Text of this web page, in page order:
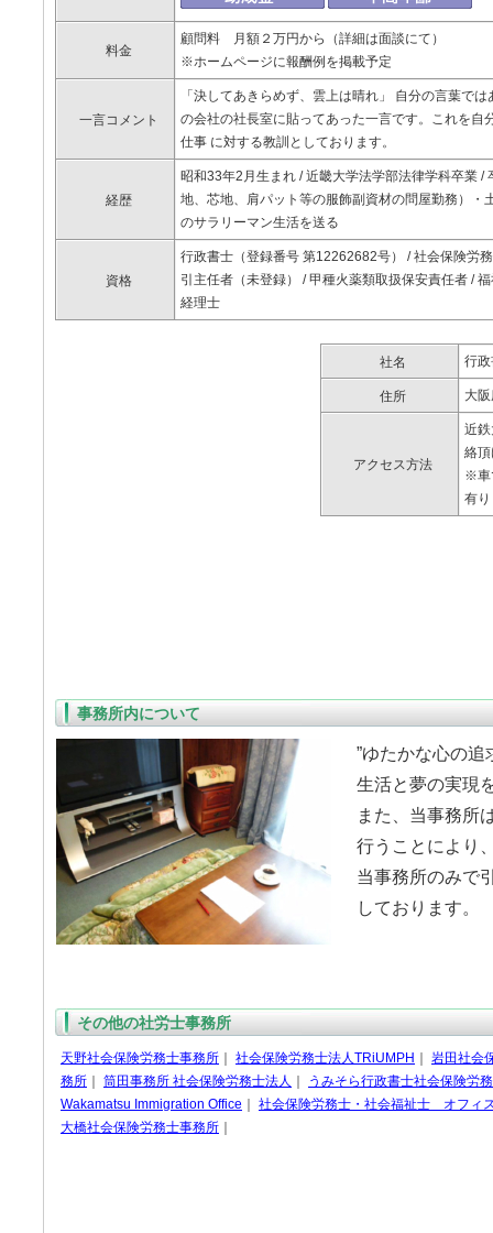
料金
顧問料 月額２万円から（詳細は面談にて）
※ホームページに報酬例を掲載予定
一言コメント
「決してあきらめず、雲上は晴れ」 自分の言葉で
の会社の社長室に貼ってあった一言です。これを自
仕事 に対する教訓としております。
経歴
昭和33年2月生まれ / 近畿大学法学部法律学科卒業 /
地、芯地、肩パット等の服飾副資材の問屋勤務）・
のサラリーマン生活を送る
資格
行政書士（登録番号 第12262682号） / 社会保険労
引主任者（未登録） / 甲種火薬類取扱保安責任者 /
経理士
社名 行
住所 大
アクセス方法
近
絡
※車
有り
事務所内について
”ゆたかな心の追
生活と夢の実
また、当事務所
行うことにより
当事務所のみで
しております。
その他の社労士事務所
天野社会保険労務士事務所 社会保険労務士法人TRiUMPH
岩田社会
務所
筒田事務所 社会保険労務士法人
うみそら行政書士社会保険労
Wakamatsu Immigration Office
社会保険労務士・社会福祉士 オフィ
大橋社会保険労務士事務所